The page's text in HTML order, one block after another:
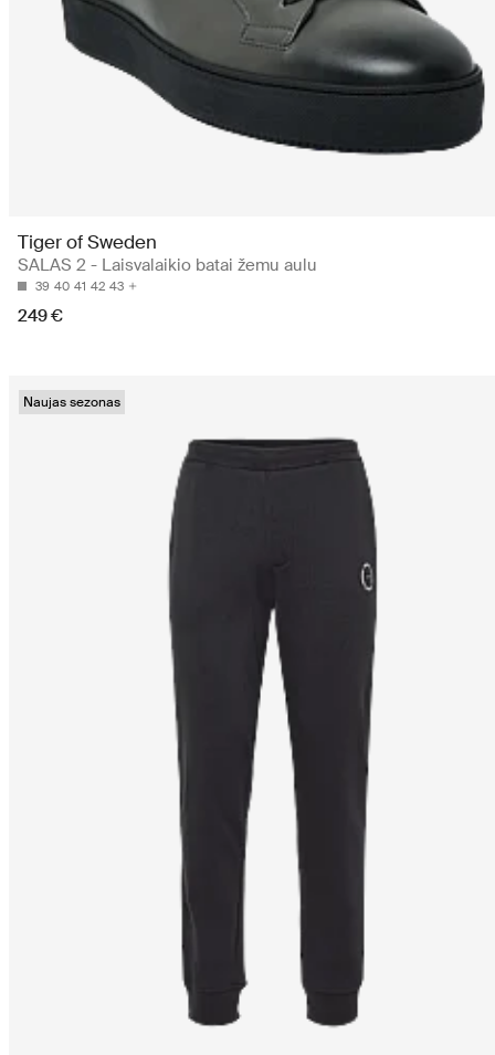
Tiger of Sweden
SALAS 2 - Laisvalaikio batai žemu aulu
39 40 41 42 43
249 €
Naujas sezonas